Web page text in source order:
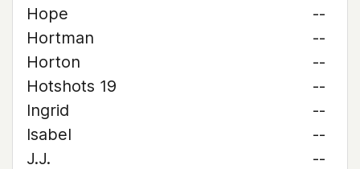
Hope
--
Hortman
--
Horton
--
Hotshots 19
--
Ingrid
--
Isabel
--
J.J.
--